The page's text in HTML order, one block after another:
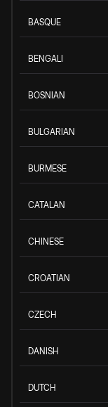
BASQUE
BENGALI
BOSNIAN
BULGARIAN
BURMESE
CATALAN
CHINESE
CROATIAN
CZECH
DANISH
DUTCH